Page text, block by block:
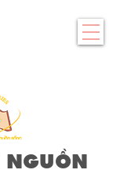
NGUỒN